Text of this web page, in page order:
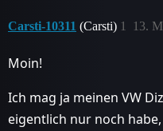
Carsti-10311 (Carsti) 13.
1
Moin!
Ich mag ja meinen VW
eigentlich nur noch